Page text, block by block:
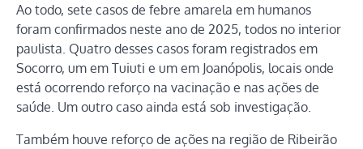
Ao todo, sete casos de febre amarela em humanos
foram confirmados neste ano de 2025, todos no interior
paulista. Quatro desses casos foram registrados em
Socorro, um em Tuiuti e um em Joanópolis, locais onde
está ocorrendo reforço na vacinação e nas ações de
saúde. Um outro caso ainda está sob investigação.
Também houve reforço de ações na região de Ribeirão